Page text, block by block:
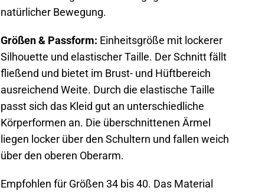
natürlicher Bewegung.
Größen & Passform: Einheitsgröße mit lockerer
Silhouette und elastischer Taille. Der Schnitt fällt
fließend und bietet im Brust- und Hüftbereich
ausreichend Weite. Durch die elastische Taille
passt sich das Kleid gut an unterschiedliche
Körperformen an. Die überschnittenen Ärmel
liegen locker über den Schultern und fallen weich
über den oberen Oberarm.
Empfohlen für Größen 34 bis 40. Das Material